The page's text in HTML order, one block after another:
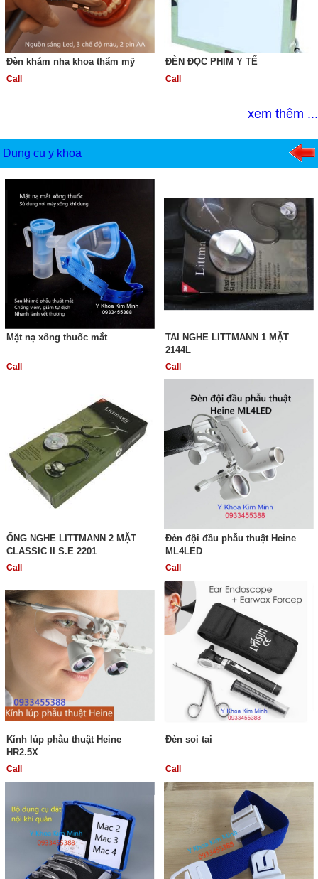
Đèn khám nha khoa thẩm mỹ
Call
ĐÈN ĐỌC PHIM Y TẾ
Call
xem thêm ...
Dụng cụ y khoa
Mặt nạ xông thuốc mắt
Call
TAI NGHE LITTMANN 1 MẶT
2144L
Call
ỐNG NGHE LITTMANN 2 MẶT
CLASSIC II S.E 2201
Call
Đèn đội đầu phẫu thuật Heine
ML4LED
Call
Kính lúp phẫu thuật Heine
HR2.5X
Call
Đèn soi tai
Call